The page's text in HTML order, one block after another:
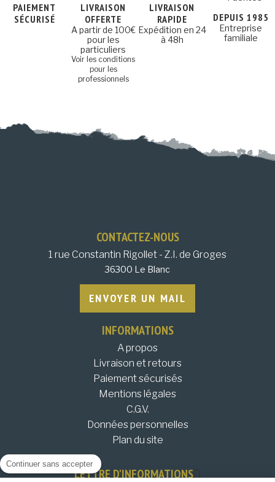
Continuer sans accepter
PAIEMENT
SÉCURISÉ
LIVRAISON
OFFERTE
A partir de 100€
pour les
particuliers
Voir les conditions
pour les
professionnels
LIVRAISON
RAPIDE
Expédition en 24
à 48h
DEPUIS 1985
Entreprise
familiale
CONTACTEZ-NOUS
1 rue Constantin Rigollet - Z.I. de Groges
36300 Le Blanc
ENVOYER UN MAIL
INFORMATIONS
A propos
Livraison et retours
Paiement sécurisés
Mentions légales
C.G.V.
Données personnelles
Plan du site
LETTRE D'INFORMATIONS